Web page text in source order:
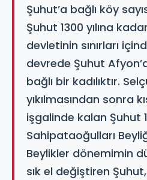
Şuhut’a bağlı köy
Şuhut 1300 yılına
devletinin sınırları
devrede Şuhut
bağlı bir kadılıktır.
yıkılmasından sonra
işgalinde kalan Şuhut
Sahipataoğulları
Beylikler dönemimin
sık el değiştiren Şuhut,